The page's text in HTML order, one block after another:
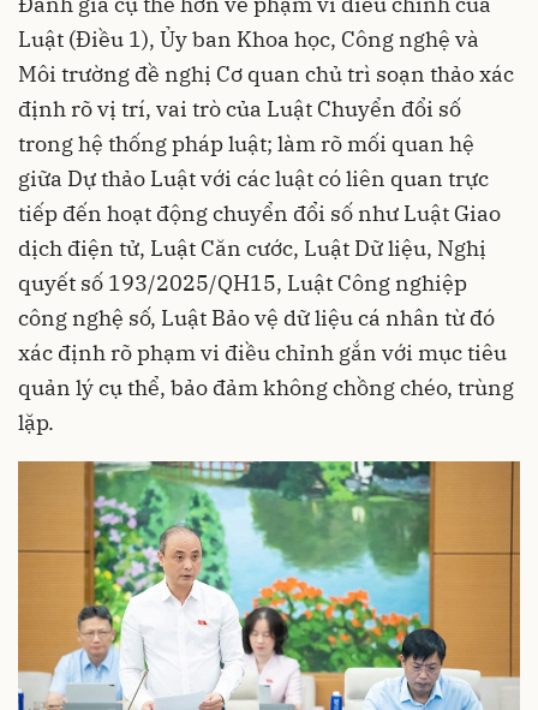
Luật (Điều 1), Ủy ban Khoa học, Công nghệ và
Môi trường đề nghị Cơ quan chủ trì soạn thảo xác
định rõ vị trí, vai trò của Luật Chuyển đổi số
trong hệ thống pháp luật; làm rõ mối quan hệ
giữa Dự thảo Luật với các luật có liên quan trực
tiếp đến hoạt động chuyển đổi số như Luật Giao
dịch điện tử, Luật Căn cước, Luật Dữ liệu, Nghị
quyết số 193/2025/QH15, Luật Công nghiệp
công nghệ số, Luật Bảo vệ dữ liệu cá nhân từ đó
xác định rõ phạm vi điều chỉnh gắn với mục tiêu
quản lý cụ thể, bảo đảm không chồng chéo, trùng
lặp.